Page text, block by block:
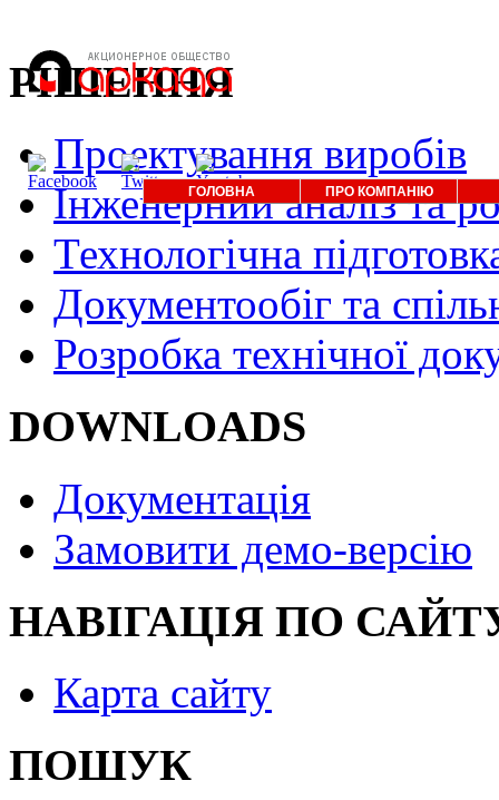
ГОЛОВНА ПРО КОМПАНІЮ
РІШЕННЯ
Проектування виробів
Інженерний аналіз та
Технологічна
Документообіг та
Розробка технічної
DOWNLOADS
Документація
Замовити демо-версію
НАВІГАЦІЯ ПО
Карта сайту
ПОШУК